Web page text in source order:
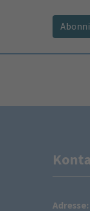
Adresse: